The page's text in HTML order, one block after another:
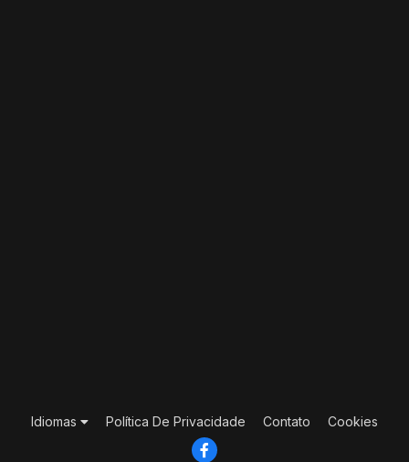
Idiomas Política De Privacidade Contato Cookies